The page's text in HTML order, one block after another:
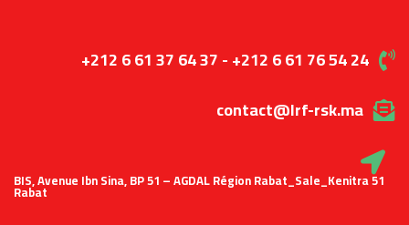
+212 6 61 37 64 37 - +212 6 61 76 54 24
contact@lrf-rsk.ma
51 BIS, Avenue Ibn Sina, BP 51 – AGDAL Région Rabat_Sale_Kenitra
Rabat